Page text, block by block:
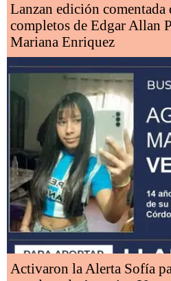
Lanzan edición comentada
completos de Edgar Allan
Mariana Enriquez
Activaron la Alerta Sofía